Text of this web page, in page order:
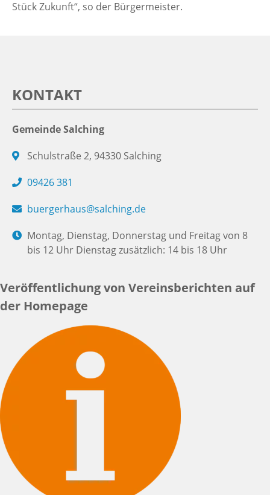
Stück Zukunft“, so der Bürgermeister.
KONTAKT
Gemeinde Salching
Schulstraße 2, 94330 Salching
09426 381
buergerhaus@salching.de
Montag, Dienstag, Donnerstag und Freitag von 8
bis 12 Uhr Dienstag zusätzlich: 14 bis 18 Uhr
Veröffentlichung von Vereinsberichten auf
der Homepage